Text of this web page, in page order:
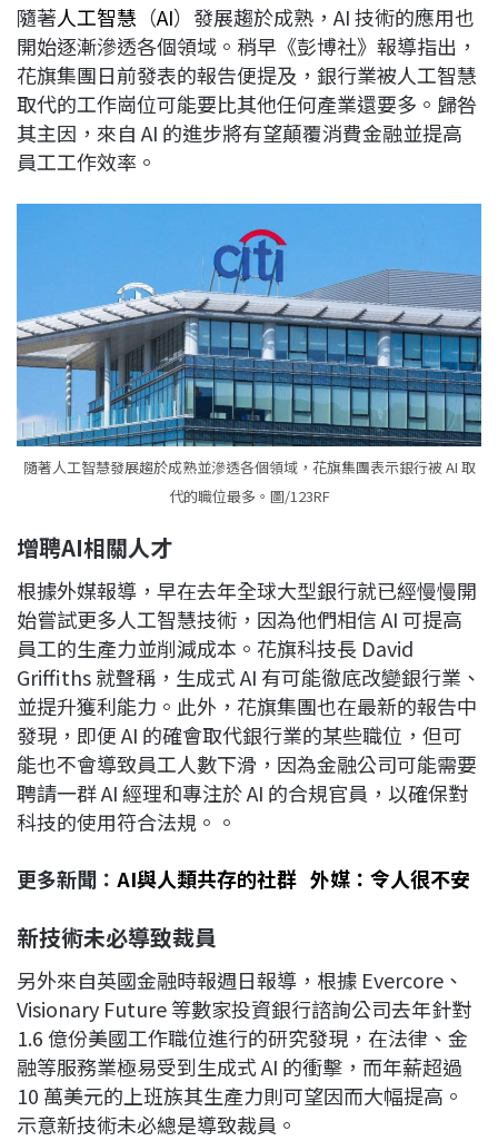
b
o
o
k
a
d
s
e
d
I
n
L
i
n
k
隨著人工智慧 （AI）發展趨於成熟，AI 技術的應用也
開始逐漸滲透各個領域。稍早《彭博社》報導指出，
花旗集團日前發表的報告便提及，銀行業被人工智慧
取代的工作崗位可能要比其他任何產業還要多。歸咎
其主因，來自 AI 的進步將有望顛覆消費金融並提高
員工工作效率。
隨著人工智慧發展趨於成熟並滲透各個領域，花旗集團表示銀行被 AI 取
代的職位最多。圖/123RF
增聘AI相關人才
根據外媒報導，早在去年全球大型銀行就已經慢慢開
始嘗試更多人工智慧技術，因為他們相信 AI 可提高
員工的生產力並削減成本。花旗科技長 David
Griffiths 就聲稱，生成式 AI 有可能徹底改變銀行業、
並提升獲利能力。此外，花旗集團也在最新的報告中
發現，即便 AI 的確會取代銀行業的某些職位，但可
能也不會導致員工人數下滑，因為金融公司可能需要
聘請一群 AI 經理和專注於 AI 的合規官員，以確保對
科技的使用符合法規。。
更多新聞： AI與人類共存的社群 外媒：令人很不安
新技術未必導致裁員
另外來自英國金融時報週日報導，根據 Evercore、
Visionary Future 等數家投資銀行諮詢公司去年針對
1.6 億份美國工作職位進行的研究發現，在法律、金
融等服務業極易受到生成式 AI 的衝擊，而年薪超過
10 萬美元的上班族其生產力則可望因而大幅提高。
示意新技術未必總是導致裁員。